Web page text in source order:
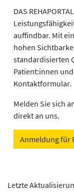
DAS
auffindbar. Mit
hohen
standardisierten
Patient:innen
Kontaktformular.
Melden Sie sich
direkt an uns.
Anmeldung für
Letzte